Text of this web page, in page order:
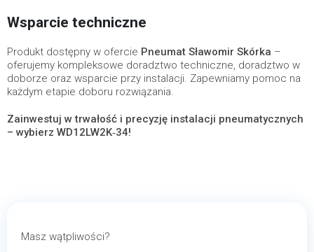
Wsparcie techniczne
Produkt dostępny w ofercie Pneumat Sławomir Skórka –
oferujemy kompleksowe doradztwo techniczne, doradztwo w
doborze oraz wsparcie przy instalacji. Zapewniamy pomoc na
każdym etapie doboru rozwiązania.
Zainwestuj w trwałość i precyzję instalacji pneumatycznych
– wybierz WD12LW2K‑34!
Masz wątpliwości?